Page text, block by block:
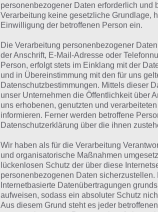
Bei dieser Lösung handelt es sich um
wir noch die Links beispielsweise zum
Tägliches Rätsel:Zur Lösung vom
Rätsel aus dem Jahr 2023:Schau
Lösung gesucht war
Zur Übersicht:4 Bilder 1 Wort
personenbezogener Daten erforderlich und
Verarbeitung keine gesetzliche Grundlage,
Einwilligung der betroffenen Person ein.
Die Verarbeitung personenbezogener
der Anschrift, E-Mail-Adresse oder
Person, erfolgt stets im Einklang mit der
und in Übereinstimmung mit den für uns
Datenschutzbestimmungen. Mittels dieser
unser Unternehmen die Öffentlichkeit über
uns erhobenen, genutzten und
informieren. Ferner werden betroffene
Datenschutzerklärung über die ihnen
Wir haben als für die Verarbeitung
und organisatorische Maßnahmen
lückenlosen Schutz der über diese
personenbezogenen Daten sicherzustellen.
Internetbasierte Datenübertragungen
aufweisen, sodass ein absoluter Schutz
Aus diesem Grund steht es jeder